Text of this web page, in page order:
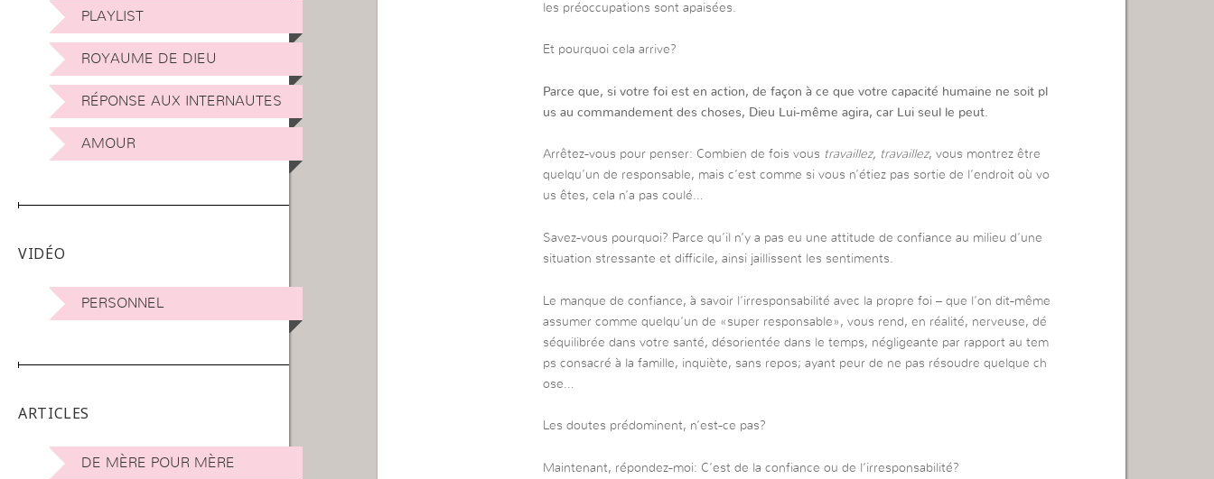
PLAYLIST
ROYAUME DE DIEU
RÉPONSE AUX INTERNAUTES
AMOUR
VIDÉO
PERSONNEL
ARTICLES
DE MÈRE POUR MÈRE
les préoccupations sont apaisées.
Et pourquoi cela arrive?
Parce que, si votre foi est en action, de façon à ce que votre capacité humaine ne soit pl
us au commandement des choses, Dieu Lui-même agira, car Lui seul le peut.
Arrêtez-vous pour penser: Combien de fois vous travaillez, travaillez, vous montrez être
quelqu’un de responsable, mais c’est comme si vous n’étiez pas sortie de l’endroit où vo
us êtes, cela n’a pas coulé…
Savez-vous pourquoi? Parce qu’il n’y a pas eu une attitude de confiance au milieu d’une
situation stressante et difficile, ainsi jaillissent les sentiments.
Le manque de confiance, à savoir l’irresponsabilité avec la propre foi – que l’on dit-même
assumer comme quelqu’un de «super responsable», vous rend, en réalité, nerveuse, dé
séquilibrée dans votre santé, désorientée dans le temps, négligeante par rapport au tem
ps consacré à la famille, inquiète, sans repos; ayant peur de ne pas résoudre quelque ch
ose…
Les doutes prédominent, n’est-ce pas?
Maintenant, répondez-moi: C’est de la confiance ou de l’irresponsabilité?